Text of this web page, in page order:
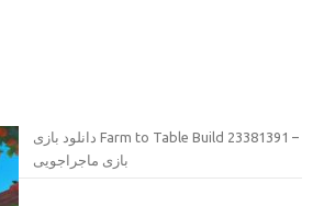
دانلود بازی Farm to Table Build 23381391 –
بازی ماجراجویی